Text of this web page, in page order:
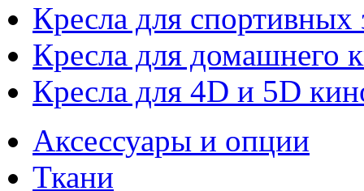
Кресла для спортивных
Кресла для домашнего
Кресла для 4D и 5D
Аксессуары и опции
Ткани